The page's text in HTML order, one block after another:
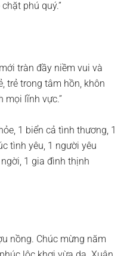
phú quý.”
tràn đầy niềm vui và
trẻ trong tâm hồn, khôn
mọi lĩnh vực.”
1 biển cả tình thương, 1
tình yêu, 1 người yêu
1 gia đình thịnh
nồng. Chúc mừng năm